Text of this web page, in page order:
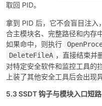
取回 PID。
拿到 PID 后，它不会盲目注
合主模块名、完整路径和内存
如果命中，则执行
DeleteFileA ，直接结束并
对特定安全软件和监控工具的
上装了其他安全工具后会出现
5.3 SSDT 钩子与模块入口短路